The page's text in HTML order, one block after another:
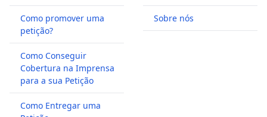
Como promover uma
petição?
Como Conseguir
Cobertura na Imprensa
para a sua Petição
Como Entregar uma
Sobre nós